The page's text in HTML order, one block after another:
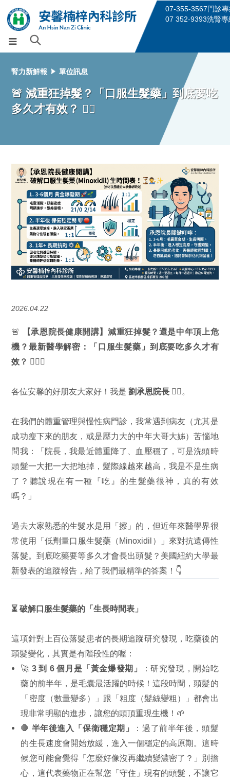
07-355-3567門診
07 352-9393洗腎專
腎力新鮮報 單位訊息
🚨 減重狂掉髮？「口服生髮藥」到底要吃
多久才有效？ 💇‍♂️
2026.04.22
🚨
【承恩院長健康開講】減重狂掉髮？還是中年頂上危
機？最新醫學解密：「口服生髮藥」到底要吃多久才有
效？ 💇‍♂️✨
各位安馨的好朋友大家好！我是劉承恩院長 👨‍⚕️。
在我們的體重管理與慢性病門診，我常遇到病友（尤其是
成功瘦下來的朋友，或是壓力大的中年大哥大姊）苦惱地
問我：「院長，我最近體重降了、血壓穩了，可是洗頭時
頭髮一大把一大把地掉，髮際線越來越高，我是不是生病
了？聽說現在有一種『吃』的生髮藥很神，真的有效
嗎？」
過去大家熟悉的生髮水是用「擦」的，但近年來醫學界很
常使用「低劑量口服生髮藥（Minoxidil）」來對抗遺傳性
落髮。到底吃藥要等多久才會長出頭髮？美國紐約大學最
新發表的追蹤報告，給了我們最精準的答案！👇
⏳ 破解口服生髮藥的「生長時間表」
這項針對上百位落髮患者的長期追蹤研究發現，吃藥後的
頭髮變化，其實是有階段性的喔：
🚀 3 到 6 個月是「黃金爆發期」
：研究發現，開始吃
藥的前半年，是毛囊最活躍的時候！這段時間，頭髮的
「密度（數量變多）」跟「粗度（髮絲變粗）」都會出
現非常明顯的進步，讓您的頭頂重現生機！🌱
🛑 半年後進入「保衛穩定期」
：過了前半年後，頭髮
的生長速度會開始放緩，進入一個穩定的高原期。這時
候您可能會覺得「怎麼好像沒再繼續變濃密了？」別擔
心，這代表藥物正在幫您「守住」現有的頭髮，不讓它